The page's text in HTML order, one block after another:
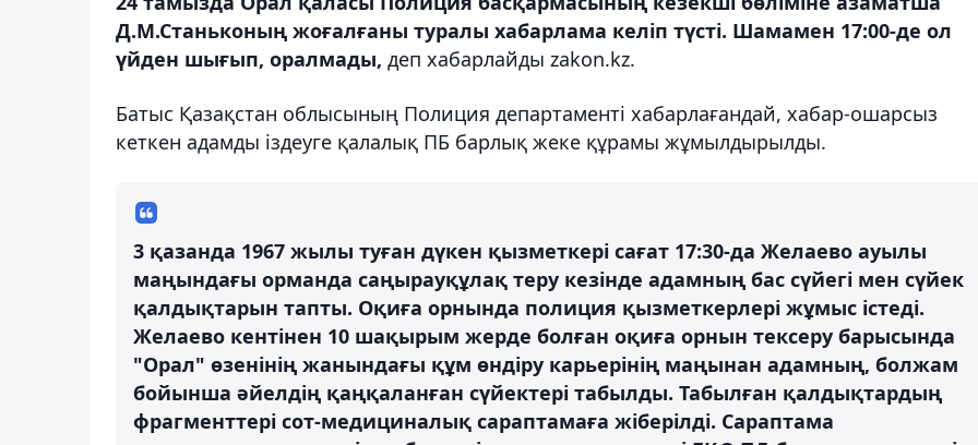
Д.М.Станьконың жоғалғаны туралы хабарлама келіп түсті. Шамамен 17:00-де ол
үйден шығып, оралмады, деп хабарлайды zakon.kz.
Батыс Қазақстан облысының Полиция департаменті хабарлағандай, хабар-ошарсыз
кеткен адамды іздеуге қалалық ПБ барлық жеке құрамы жұмылдырылды.
3 қазанда 1967 жылы туған дүкен қызметкері сағат 17:30-да Желаево ауылы
маңындағы орманда саңырауқұлақ теру кезінде адамның бас сүйегі мен сүйек
қалдықтарын тапты. Оқиға орнында полиция қызметкерлері жұмыс істеді.
Желаево кентінен 10 шақырым жерде болған оқиға орнын тексеру барысында
"Орал" өзенінің жанындағы құм өндіру карьерінің маңынан адамның, болжам
бойынша әйелдің қаңқаланған сүйектері табылды. Табылған қалдықтардың
фрагменттері сот-медициналық сараптамаға жіберілді. Сараптама